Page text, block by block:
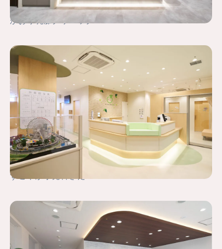
かおり乳腺クリニック
すこやか小児科さだ